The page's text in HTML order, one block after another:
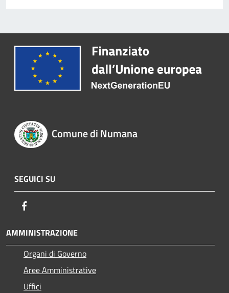
Comune di Numana
SEGUICI SU
AMMINISTRAZIONE
Organi di Governo
Aree Amministrative
Uffici